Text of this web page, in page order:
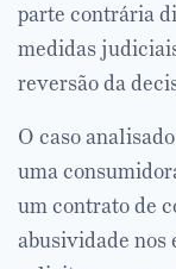
parte contrária
medidas
reversão da
O caso
uma
um contrato de
abusividade nos